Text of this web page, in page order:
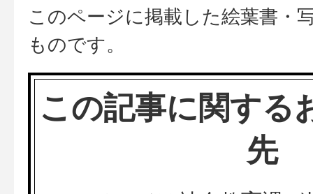
このページに掲載した絵葉書・
ものです。
この記事に関する
先